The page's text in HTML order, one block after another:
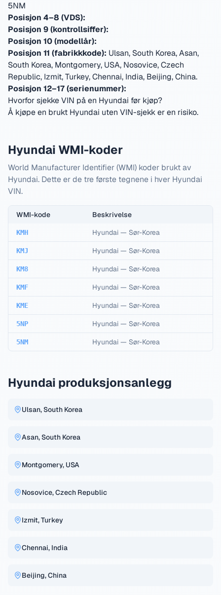
5NM
Posisjon 4–8 (VDS):
Posisjon 9 (kontrollsiffer):
Posisjon 10 (modellår):
Posisjon 11 (fabrikkkode): Ulsan, South Korea, Asan,
South Korea, Montgomery, USA, Nosovice, Czech
Republic, Izmit, Turkey, Chennai, India, Beijing, China.
Posisjon 12–17 (serienummer):
Hvorfor sjekke VIN på en Hyundai før kjøp?
Å kjøpe en brukt Hyundai uten VIN-sjekk er en risiko.
Hyundai WMI-koder
World Manufacturer Identifier (WMI) koder brukt av
Hyundai. Dette er de tre første tegnene i hver Hyundai
VIN.
WMI-kode Beskrivelse
KMH Hyundai — Sør-Korea
KMJ Hyundai — Sør-Korea
KM8 Hyundai — Sør-Korea
KMF Hyundai — Sør-Korea
KME Hyundai — Sør-Korea
5NP Hyundai — Sør-Korea
5NM Hyundai — Sør-Korea
Hyundai produksjonsanlegg
Ulsan, South Korea
Asan, South Korea
Montgomery, USA
Nosovice, Czech Republic
Izmit, Turkey
Chennai, India
Beijing, China